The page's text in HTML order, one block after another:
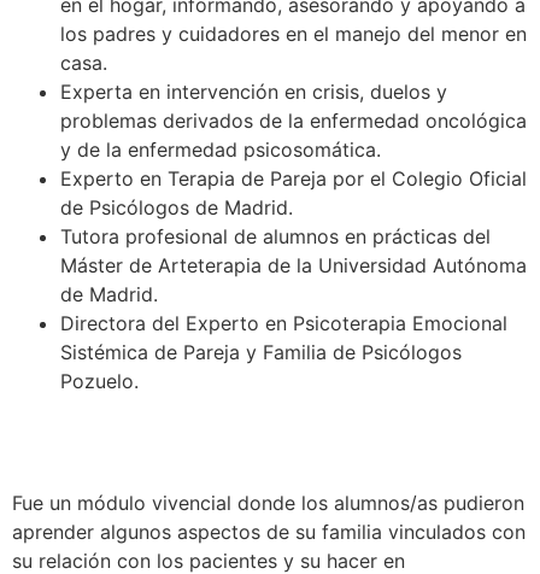
en el hogar, informando, asesorando y apoyando a
los padres y cuidadores en el manejo del menor en
casa.
Experta en intervención en crisis, duelos y
problemas derivados de la enfermedad oncológica
y de la enfermedad psicosomática.
Experto en Terapia de Pareja por el Colegio Oficial
de Psicólogos de Madrid.
Tutora profesional de alumnos en prácticas del
Máster de Arteterapia de la Universidad Autónoma
de Madrid.
Directora del Experto en Psicoterapia Emocional
Sistémica de Pareja y Familia de Psicólogos
Pozuelo.
Fue un módulo vivencial donde los alumnos/as pudieron
aprender algunos aspectos de su familia vinculados con
su relación con los pacientes y su hacer en